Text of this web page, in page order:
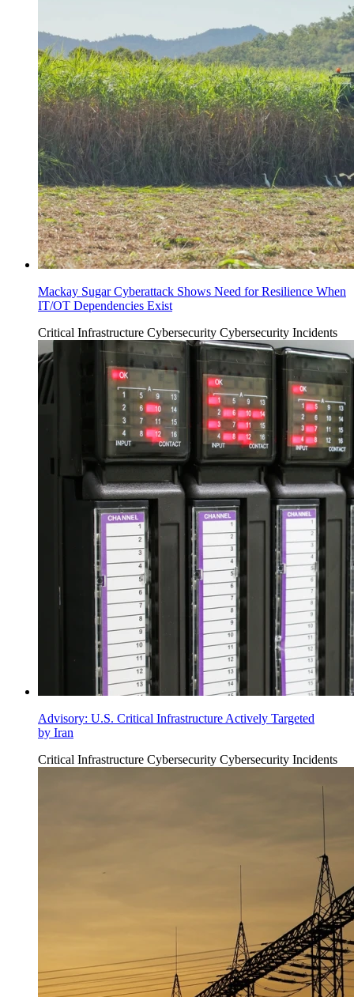
Mackay Sugar Cyberattack Shows Need for Resilience When
IT/OT Dependencies Exist
Critical Infrastructure Cybersecurity Cybersecurity Incidents
Advisory: U.S. Critical Infrastructure Actively Targeted
by Iran
Critical Infrastructure Cybersecurity Cybersecurity Incidents